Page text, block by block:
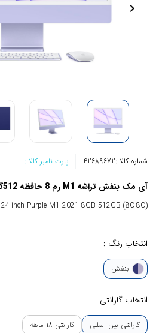
chevron_right
شماره کالا :42689672 پارت نامبر کالا :
آی مک بنفش تراشه M1 رم 8 حافظه 512گیگ 24اینچ مدل 2021
inch Purple M1 2021 8GB 512GB (8C-8C)
انتخاب رنگ :
بنفش
انتخاب گارانتی :
گارانتی بین المللی گارانتی 18 ماهه